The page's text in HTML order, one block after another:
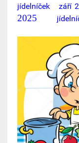
jídelníček září
2025